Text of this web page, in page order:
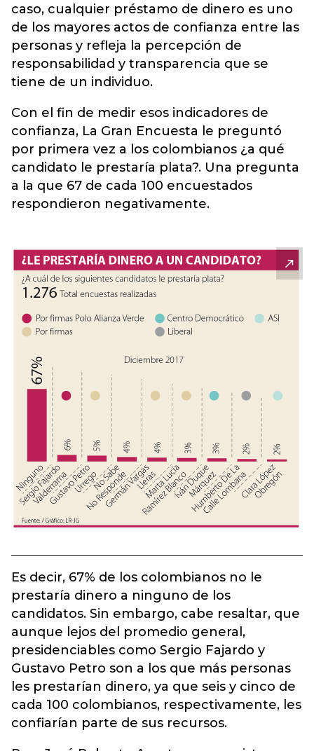
caso, cualquier préstamo de dinero es uno
de los mayores actos de confianza entre las
personas y refleja la percepción de
responsabilidad y transparencia que se
tiene de un individuo.
Con el fin de medir esos indicadores de
confianza, La Gran Encuesta le preguntó
por primera vez a los colombianos ¿a qué
candidato le prestaría plata?. Una pregunta
a la que 67 de cada 100 encuestados
respondieron negativamente.
Es decir, 67% de los colombianos no le
prestaría dinero a ninguno de los
candidatos. Sin embargo, cabe resaltar, que
aunque lejos del promedio general,
presidenciables como Sergio Fajardo y
Gustavo Petro son a los que más personas
les prestarían dinero, ya que seis y cinco de
cada 100 colombianos, respectivamente, les
confiarían parte de sus recursos.